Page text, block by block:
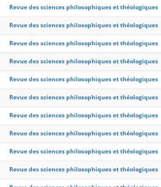
Revue des sciences philosophiques et théologiques
Revue des sciences philosophiques et théologiques
Revue des sciences philosophiques et théologiques
Revue des sciences philosophiques et théologiques
Revue des sciences philosophiques et théologiques
Revue des sciences philosophiques et théologiques
Revue des sciences philosophiques et théologiques
Revue des sciences philosophiques et théologiques
Revue des sciences philosophiques et théologiques
Revue des sciences philosophiques et théologiques